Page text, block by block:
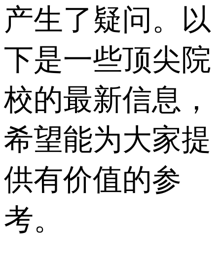
产生了疑问。以
下是一些顶尖院
校的最新信息，
希望能为大家提
供有价值的参
考。